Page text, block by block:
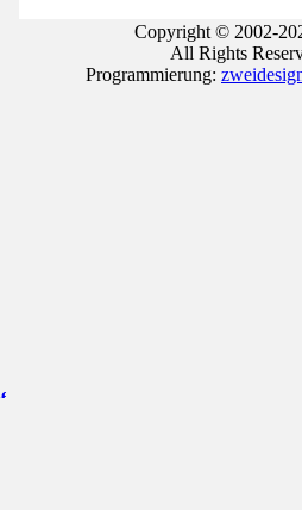
Copyright © 2002-
All Rights
Programmierung: